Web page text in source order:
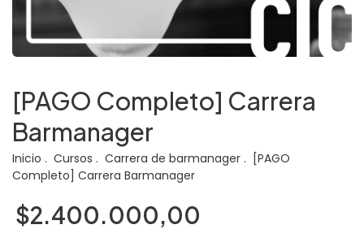
[PAGO Completo] Carrera
Barmanager
Inicio . Cursos . Carrera de barmanager . [PAGO
Completo] Carrera Barmanager
$2.400.000,00